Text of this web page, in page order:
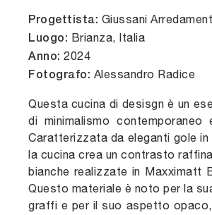
Progettista: Giussani
Luogo: Brianza, Italia
Anno: 2024
Fotografo: Alessandro Radice
Questa cucina di desisgn è un
di minimalismo contemporaneo
Caratterizzata da eleganti gole in
la cucina crea un contrasto
bianche realizzate in Maxximatt
Questo materiale è noto per la
graffi e per il suo aspetto